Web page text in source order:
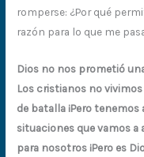
romperse: ¿Por qué
razón para lo que me
Dios no nos prometió
Los cristianos no
de batalla ¡Pero
situaciones que vamos a
para nosotros ¡Pero es